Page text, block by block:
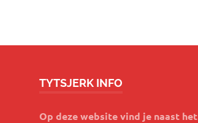
TYTSJERK INFO
Op deze website vind je naast het